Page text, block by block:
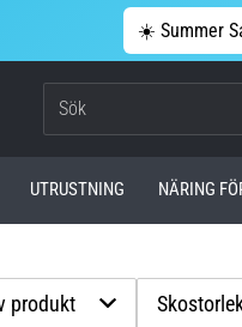
☀️ Summer
UTRUSTNING NÄRING
produkt